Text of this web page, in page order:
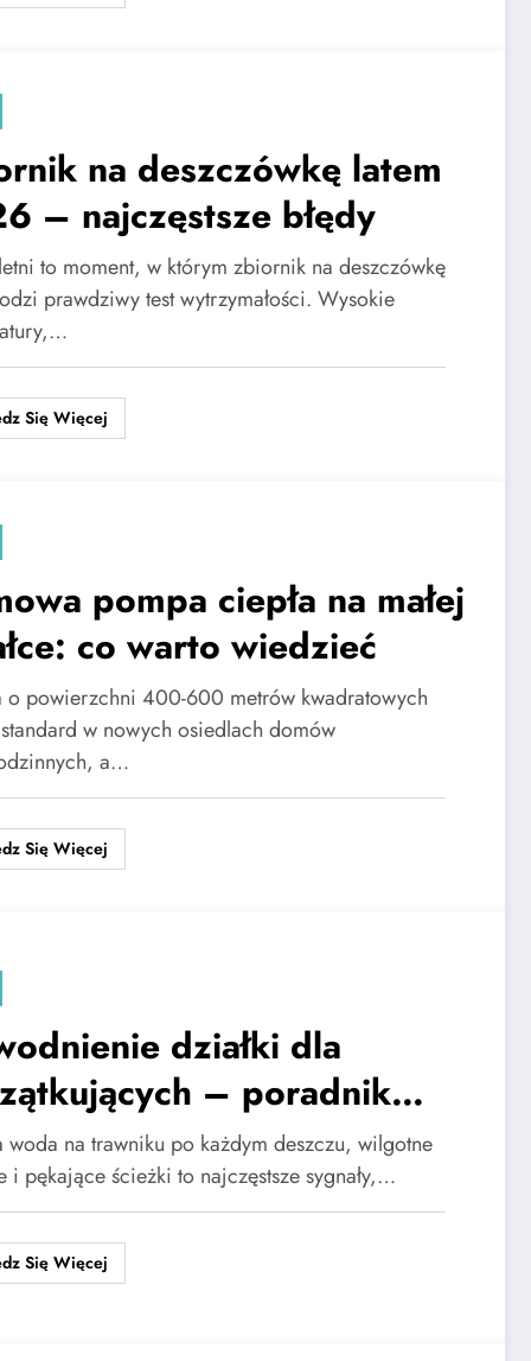
na deszczówkę latem
– najczęstsze błędy
to moment, w którym zbiornik na deszczówkę
prawdziwy test wytrzymałości. Wysokie
Się Więcej
pompa ciepła na małej
co warto wiedzieć
o powierzchni 400-600 metrów kwadratowych
w nowych osiedlach domów
a…
Się Więcej
działki dla
– poradnik
po kroku
woda na trawniku po każdym deszczu, wilgotne
i pękające ścieżki to najczęstsze sygnały,…
Się Więcej